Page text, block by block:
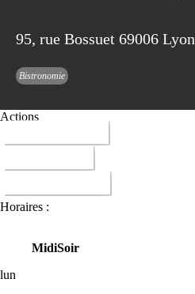
95, rue Bossuet 69006 Lyon
Bistronomie
Actions
Horaires :
MidiSoir
lun